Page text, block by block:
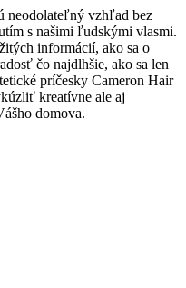
neodolateľný vzhľad bez
s našimi ľudskými vlasmi.
informácií, ako sa o
čo najdlhšie, ako sa len
príčesky Cameron Hair
kreatívne ale aj
domova.